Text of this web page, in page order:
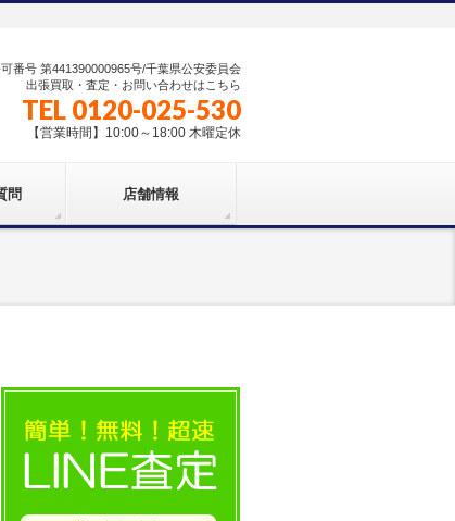
番号 第441390000965号/千葉県公安委員会
出張買取・査定・お問い合わせはこちら
TEL 0120-025-530
【営業時間】10:00～18:00 木曜定休
問 店舗情報